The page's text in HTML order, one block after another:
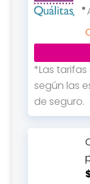
*Las
según las
de seguro.